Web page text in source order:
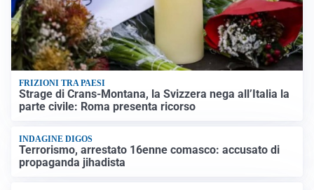
FRIZIONI TRA PAESI
Strage di Crans-Montana, la Svizzera nega all’Italia la
parte civile: Roma presenta ricorso
INDAGINE DIGOS
Terrorismo, arrestato 16enne comasco: accusato di
propaganda jihadista